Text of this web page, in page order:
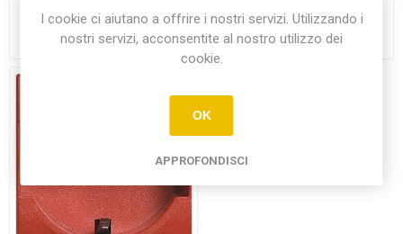
SCHUKO BTICINO LIVING
ANTRACITE
€19,35
BTICINO LIVING
ANTRACITE
€17,60
I cookie ci aiutano a offrire i nostri servizi. Utilizzando i
nostri servizi, acconsentite al nostro utilizzo dei
cookie.
OK
APPROFONDISCI